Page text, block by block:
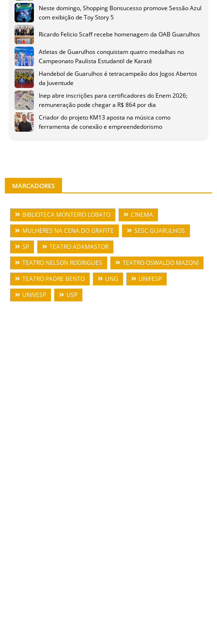
Neste domingo, Shopping Bonsucesso promove Sessão Azul
com exibição de Toy Story 5
Ricardo Felicio Scaff recebe homenagem da OAB Guarulhos
Atletas de Guarulhos conquistam quatro medalhas no
Campeonato Paulista Estudantil de Karatê
Handebol de Guarulhos é tetracampeão dos Jogos Abertos
da Juventude
Inep abre inscrições para certificadores do Enem 2026;
remuneração pode chegar a R$ 864 por dia
Criador do projeto KM13 aposta na música como
ferramenta de conexão e empreendedorismo
MARCADORES
BIBLIOTECA MONTEIRO LOBATO
CINEMA
MULHERES NA CENA DO GRAFITE
SESC GUARULHOS
SP
TEATRO ADAMASTOR
TEATRO NELSON RODRIGUES
TEATRO OSWALDO MAZONI
TEATRO PADRE BENTO
UNG
UNIFESP
UNIVESP
USP